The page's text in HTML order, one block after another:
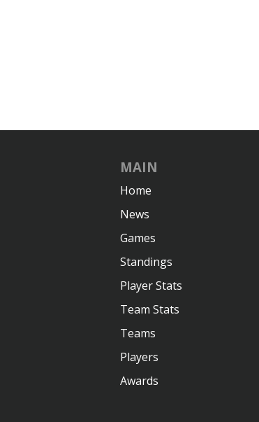
MAIN
Home
News
Games
Standings
Player Stats
Team Stats
Teams
Players
Awards